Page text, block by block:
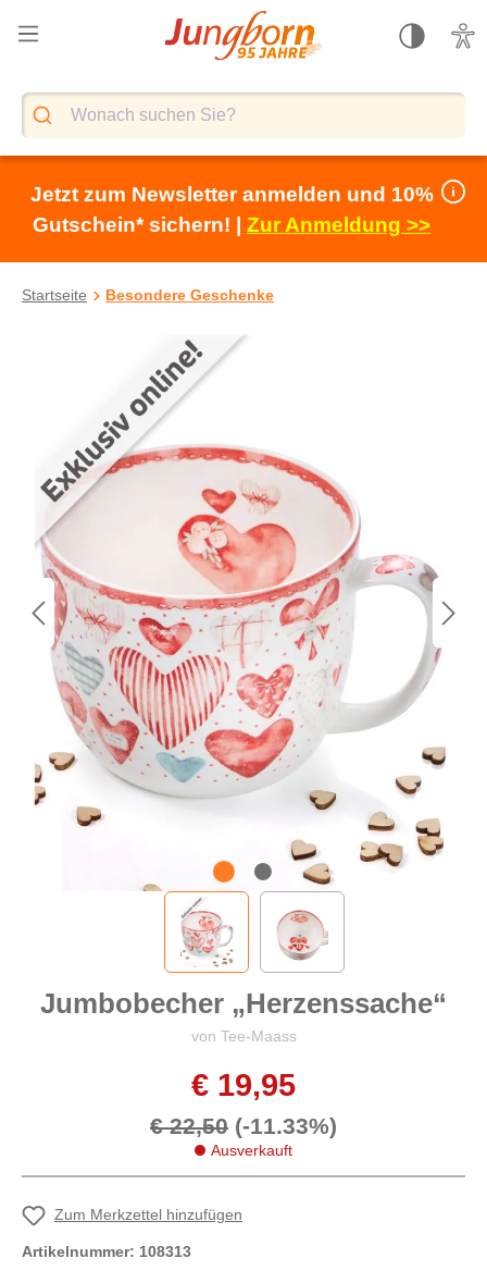
springen
Jetzt zum Newsletter anmelden und 10%
Gutschein* sichern! | Zur Anmeldung >>
Startseite Besondere Geschenke
Bildergalerie überspringen
Jumbobecher „Herzenssache“
von Tee-Maass
€ 19,95
€ 22,50 (-11.33%)
Ausverkauft
Zum Merkzettel hinzufügen
Artikelnummer: 108313